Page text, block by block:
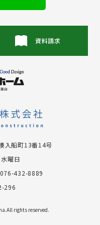
資料請求
⼊船町13番14号
曜日
432-8889
296
rights reserved.